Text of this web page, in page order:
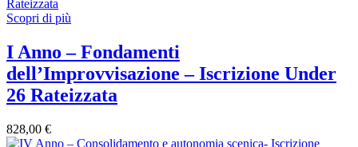
Scopri di più
I Anno – Fondamenti
dell’Improvvisazione – Iscrizione Under
26 Rateizzata
828,00 €